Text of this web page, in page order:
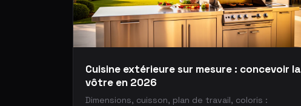
Cuisine extérieure sur mesure : concevoir la
vôtre en 2026
Dimensions, cuisson, plan de travail, coloris :